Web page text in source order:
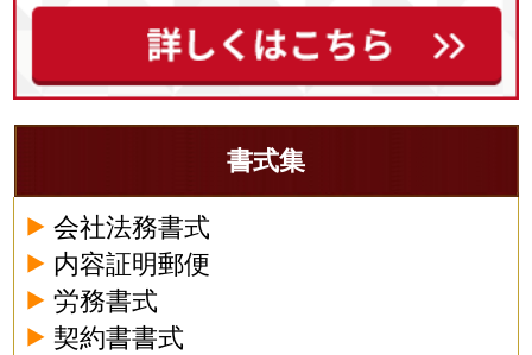
書式集
会社法務書式
内容証明郵便
労務書式
契約書書式